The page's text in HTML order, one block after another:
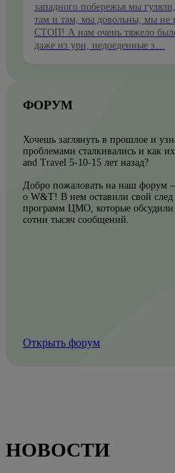
западного побережья мы
там и там, мы довольны, мы не
СТОП! А нам очень тяжело
даже из урн, недоеденные з…
ФОРУМ
Хочешь заглянуть в прошлое и
проблемами сталкивались и как
and Travel 5-10-15 лет назад?
Добро пожаловать на наш
о W&T! В нем оставили свой след
программ ЦМО, которые обсудили
сотни тысяч сообщений.
Открыть форум
НОВОСТИ